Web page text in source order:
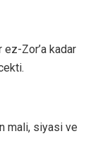
ez-Zor’a kadar
mali, siyasi ve